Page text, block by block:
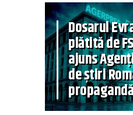
Dosarul
plătită de
ajuns
de știri